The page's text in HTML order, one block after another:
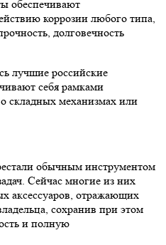
обеспечивают
коррозии любого типа,
долговечность
лучшие российские
себя рамками
о складных механизмах или
обычным инструментом
Сейчас многие из них
аксессуаров, отражающих
сохранив при этом
и полную